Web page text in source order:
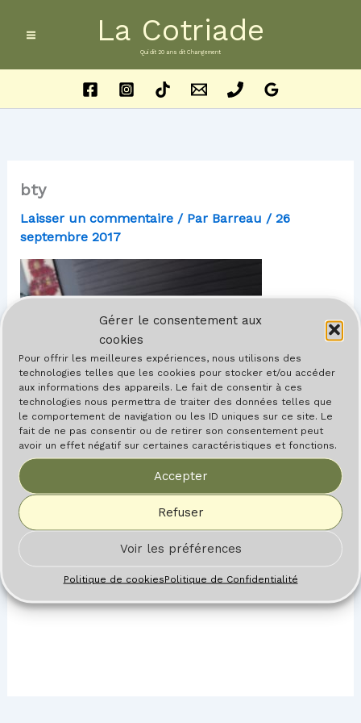
Gérer le consentement aux
cookies
Pour offrir les meilleures expériences, nous utilisons des
technologies telles que les cookies pour stocker et/ou accéder
aux informations des appareils. Le fait de consentir à ces
technologies nous permettra de traiter des données telles que
le comportement de navigation ou les ID uniques sur ce site. Le
fait de ne pas consentir ou de retirer son consentement peut
avoir un effet négatif sur certaines caractéristiques et fonctions.
Accepter
Refuser
Voir les préférences
Politique de cookiesPolitique de Confidentialité
La Cotriade
Qui dit 20 ans dit Changement
bty
Laisser un commentaire / Par Barreau / 26
septembre 2017
Laisser un commentaire
Vous devezvous connecterpour publier
un commentaire.